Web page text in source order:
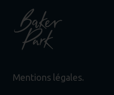
Mentions légales.